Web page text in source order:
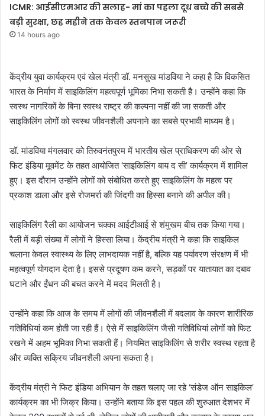
ICMR: आईसीएमआर की सलाह- मां का पहला दूध बच्चे की सबसे
बड़ी सुरक्षा, छह महीने तक केवल स्तनपान जरूरी
14 hours ago
केंद्रीय युवा कार्यक्रम एवं खेल मंत्री डॉ. मनसुख मांडविया ने कहा है कि विकसित
भारत के निर्माण में साइकिलिंग महत्वपूर्ण भूमिका निभा सकती है। उन्होंने कहा कि
स्वस्थ नागरिकों के बिना स्वस्थ राष्ट्र की कल्पना नहीं की जा सकती और
साइकिलिंग लोगों को स्वस्थ जीवनशैली अपनाने का सबसे प्रभावी माध्यम है।
डॉ. मांडविया मंगलवार को तिरुवनंतपुरम में भारतीय खेल प्राधिकरण की ओर से
फिट इंडिया मूवमेंट के तहत आयोजित ‘साइकिलिंग बाय द सी’ कार्यक्रम में शामिल
हुए। इस दौरान उन्होंने लोगों को संबोधित करते हुए साइकिलिंग के महत्व पर
प्रकाश डाला और इसे रोजमर्रा की जिंदगी का हिस्सा बनाने की अपील की।
साइकिलिंग रैली का आयोजन चक्का आईटीआई से शंमुखम बीच तक किया गया।
रैली में बड़ी संख्या में लोगों ने हिस्सा लिया। केंद्रीय मंत्री ने कहा कि साइकिल
चलाना केवल स्वास्थ्य के लिए लाभदायक नहीं है, बल्कि यह पर्यावरण संरक्षण में भी
महत्वपूर्ण योगदान देता है। इससे प्रदूषण कम करने, सड़कों पर यातायात का दबाव
घटाने और ईंधन की बचत करने में मदद मिलती है।
उन्होंने कहा कि आज के समय में लोगों की जीवनशैली में बदलाव के कारण शारीरिक
गतिविधियां कम होती जा रही हैं। ऐसे में साइकिलिंग जैसी गतिविधियां लोगों को फिट
रखने में अहम भूमिका निभा सकती हैं। नियमित साइकिलिंग से शरीर स्वस्थ रहता है
और व्यक्ति सक्रिय जीवनशैली अपना सकता है।
केंद्रीय मंत्री ने फिट इंडिया अभियान के तहत चलाए जा रहे ‘संडेज ऑन साइकिल’
कार्यक्रम का भी जिक्र किया। उन्होंने बताया कि इस पहल की शुरुआत देशभर में